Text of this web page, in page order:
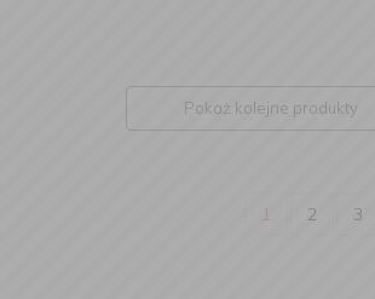
Pokaż kolejne produkty
1 2 3